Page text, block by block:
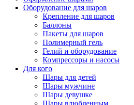
Оборудование для шаров
Крепление для шаров
Баллоны
Пакеты для шаров
Полимерный гель
Гелий и оборудование
Компрессоры и насосы
Для кого
Шары для детей
Шары мужчине
Шары девушке
Шары влюбленным